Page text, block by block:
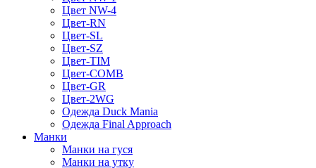
Цвет NW-4
Цвет-RN
Цвет-SL
Цвет-SZ
Цвет-TIM
Цвет-COMB
Цвет-GR
Цвет-2WG
Одежда Duck Mania
Одежда Final Approach
Манки
Манки на гуся
Манки на утку